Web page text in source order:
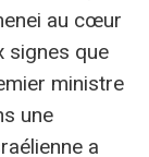
au cœur
signes que
ministre
une
a